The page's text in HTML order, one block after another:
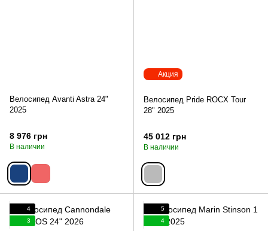
Велосипед Avanti Astra 24"
2025
8 976 грн
В наличии
Акция
Велосипед Pride ROCX Tour
28" 2025
45 012 грн
В наличии
4
3
5
4